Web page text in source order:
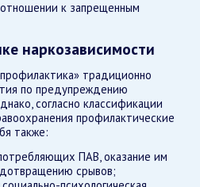
к запрещенным
наркозависимости
традиционно
по предупреждению
согласно классификации
профилактические
также:
ПАВ, оказание им
срывов;